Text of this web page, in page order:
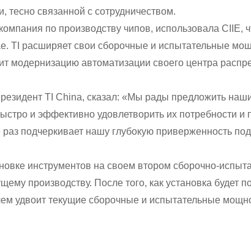
связанной с сотрудничеством.
по производству чипов, использовала CIIE,
TI расширяет свои сборочные и испытательные
модернизацию автоматизации своего центра
TI China, сказал: «Мы рады предложить
и эффективно удовлетворить их потребности и
подчеркивает нашу глубокую приверженность
инструментов на своем втором сборочно-
производству. После того, как установка будет
удвоит текущие сборочные и испытательные